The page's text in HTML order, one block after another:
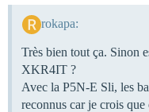
rokapa:
Très bien tout ça. Sinon
XKR4IT ?
Avec la P5N-E Sli, les
reconnus car je crois que